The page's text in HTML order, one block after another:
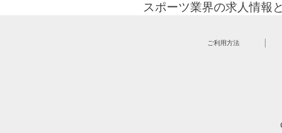
スポーツ業界の求人情報
ご利用方法